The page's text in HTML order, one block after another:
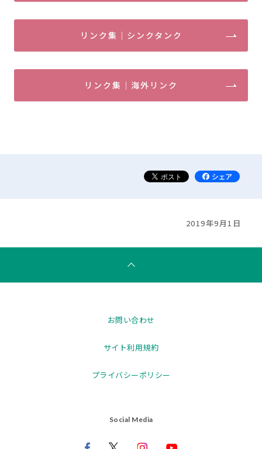
リンク集｜シンクタンク
リンク集｜海外リンク
2019年9月1日
お問い合わせ
サイト利用規約
プライバシーポリシー
Social Media